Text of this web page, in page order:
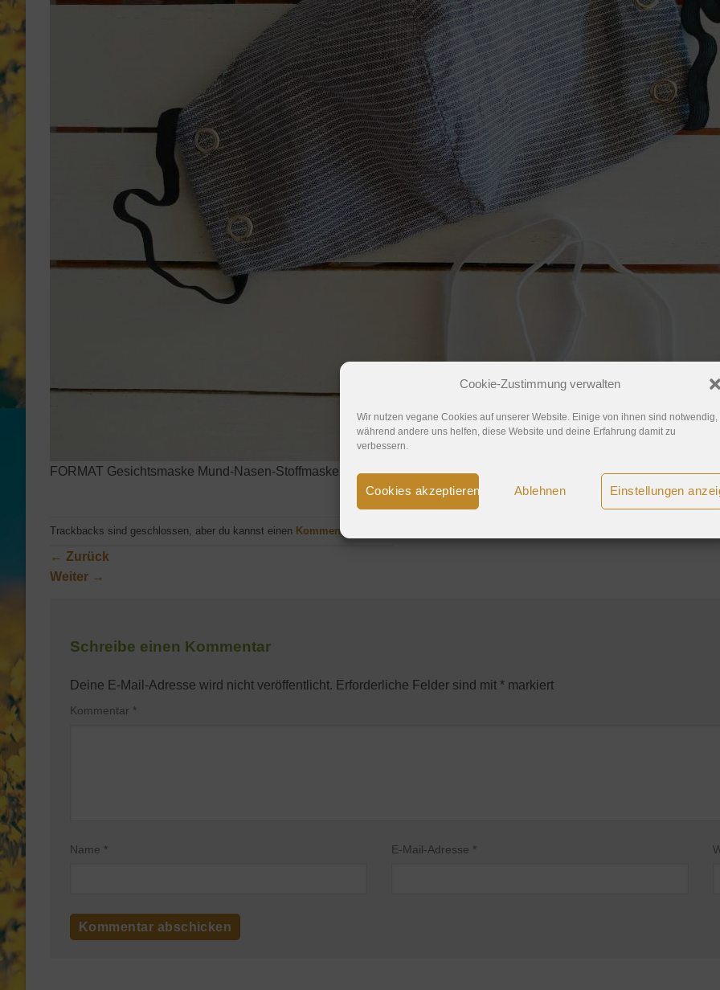
Cookie-Zustimmung verwalten
Wir nutzen vegane Cookies auf unserer Website. Einige von ihnen sind notwendig,
während andere uns helfen, diese Website und deine Erfahrung damit zu
verbessern.
Cookies akzeptieren Ablehnen Einstellungen
FORMAT Gesichtsmaske Mund-Nasen-Stoffmaske
Trackbacks sind geschlossen, aber du kannst einen Kommentar posten
← Zurück
Weiter →
Schreibe einen Kommentar
Deine E-Mail-Adresse wird nicht veröffentlicht. Erforderliche Felder sind mit * markiert
Kommentar *
Name * E-Mail-Adresse *